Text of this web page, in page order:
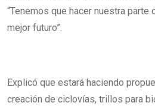
“Tenemos que hacer nuestra parte
mejor futuro”.
Explicó que estará haciendo
creación de ciclovías, trillos para